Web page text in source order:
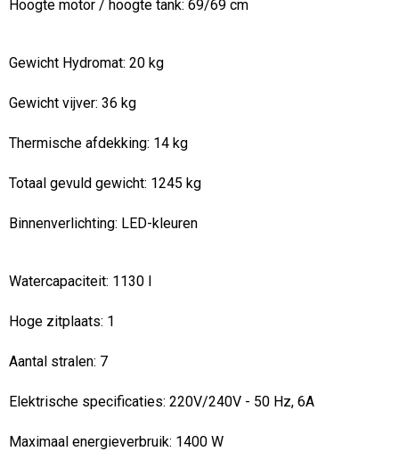
Hoogte motor / hoogte tank: 69/69 cm
Gewicht Hydromat: 20 kg
Gewicht vijver: 36 kg
Thermische afdekking: 14 kg
Totaal gevuld gewicht: 1245 kg
Binnenverlichting: LED-kleuren
Watercapaciteit: 1130 l
Hoge zitplaats: 1
Aantal stralen: 7
Elektrische specificaties: 220V/240V - 50 Hz, 6A
Maximaal energieverbruik: 1400 W